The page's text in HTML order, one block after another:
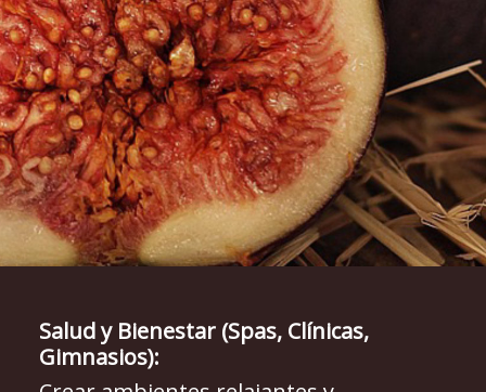
Salud y Bienestar (Spas, Clínicas,
Gimnasios):